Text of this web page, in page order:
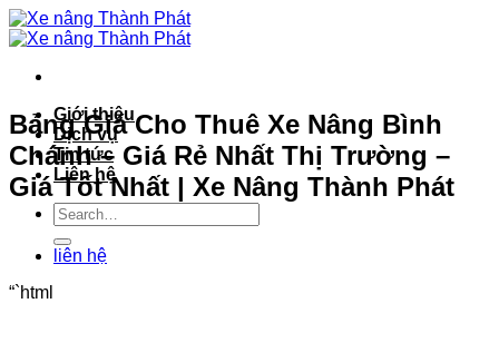
Bỏ
qua
dung
Giới thiệu
Dịch vụ
Tin tức
Liên hệ
liên hệ
Bảng Giá Cho Thuê Xe Nâng Bình
Chánh – Giá Rẻ Nhất Thị Trường –
Giá Tốt Nhất | Xe Nâng Thành Phát
“`html